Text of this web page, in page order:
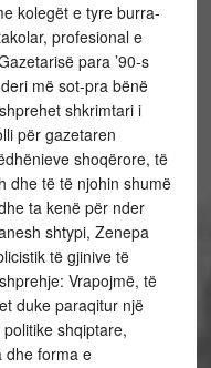
kolegët e tyre burra-
profesional e
para ’90-s
më sot-pra bënë
shkrimtari i
për gazetaren
shoqërore, të
dhe të të njohin shumë
ta kenë për nder
shtypi, Zenepa
të gjinive të
Vrapojmë, të
duke paraqitur një
shqiptare,
dhe forma e